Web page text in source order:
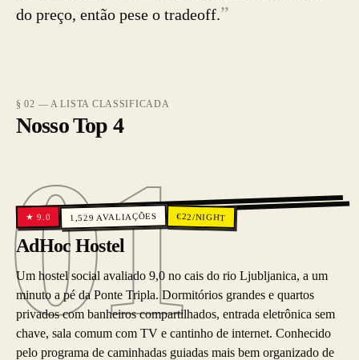
do preço, então pese o tradeoff.”
§ 02 — A LISTA CLASSIFICADA
Nosso Top 4
01
01
★9.0 1,529 AVALIAÇÕES €22/NIGHT
AdHoc Hostel
Um hostel social avaliado 9,0 no cais do rio Ljubljanica, a um
minuto a pé da Ponte Tripla. Dormitórios grandes e quartos
privados com banheiros compartilhados, entrada eletrônica sem
chave, sala comum com TV e cantinho de internet. Conhecido
pelo programa de caminhadas guiadas mais bem organizado de